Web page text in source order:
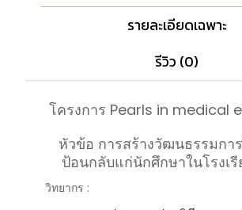
รายละเอียดเฉพาะ
รีวิว (0)
โครงการ Pearls in medical
หัวข้อ การสร้างวัฒนธรรมกา
ป้อนกลับแก่นักศึกษาในโรงเ
วิทยากร :